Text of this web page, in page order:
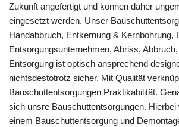
Zukunft angefertigt und können daher
eingesetzt werden. Unser
Handabbruch, Entkernung & Kernbohrung,
Entsorgungsunternehmen, Abriss,
Entsorgung ist optisch ansprechend
nichtsdestotrotz sicher. Mit Qualität
Bauschuttentsorgungen Praktikabilität.
sich unsre Bauschuttentsorgungen. Hierbei
einem Bauschuttentsorgung und